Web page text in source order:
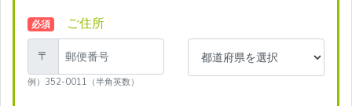
必須 ご住所
〒
例）352-0011（半角英数）